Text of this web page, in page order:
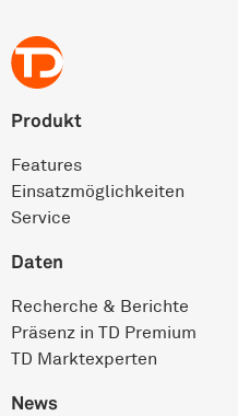
Produkt
Features
Einsatz­möglichkeiten
Service
Daten
Recherche & Berichte
Präsenz in TD Premium
TD Marktexperten
News